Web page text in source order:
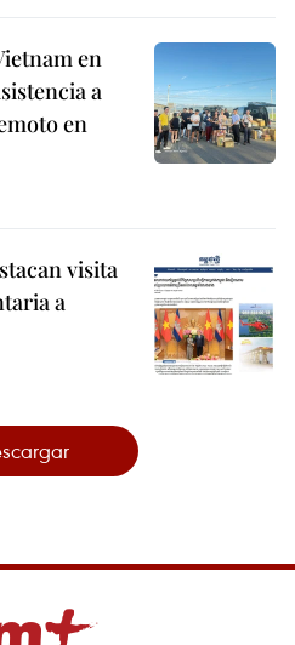
en
a
en
visita
a